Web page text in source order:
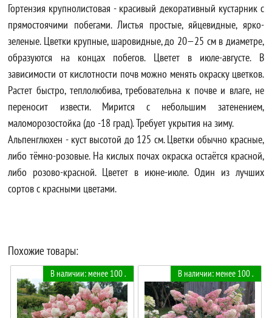
Гортензия крупнолистовая - красивый декоративный кустарник с
прямостоячими побегами. Листья простые, яйцевидные, ярко-
зеленые. Цветки крупные, шаровидные, до 20—25 см в диаметре,
образуются на концах побегов. Цветет в июле-августе. В
зависимости от кислотности почв можно менять окраску цветков.
Растет быстро, теплолюбива, требовательна к почве и влаге, не
переносит извести. Мирится с небольшим затенением,
маломорозостойка (до -18 град). Требует укрытия на зиму.
Альпенглюхен - куст высотой до 125 см. Цветки обычно красные,
либо тёмно-розовые. На кислых почах окраска остаётся красной,
либо розово-красной. Цветет в июне-июле. Один из лучших
сортов с красными цветами.
Похожие товары:
В наличии: менее 100 . В наличии: менее 100 .